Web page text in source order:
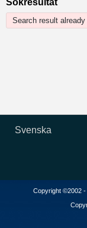
Sökresultat
Search result
Svenska
Copyright ©2002 -